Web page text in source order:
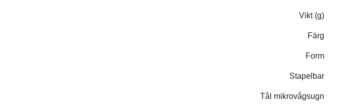
Vikt (g)
Färg
Form
Stapelbar
Tål mikrovågsugn